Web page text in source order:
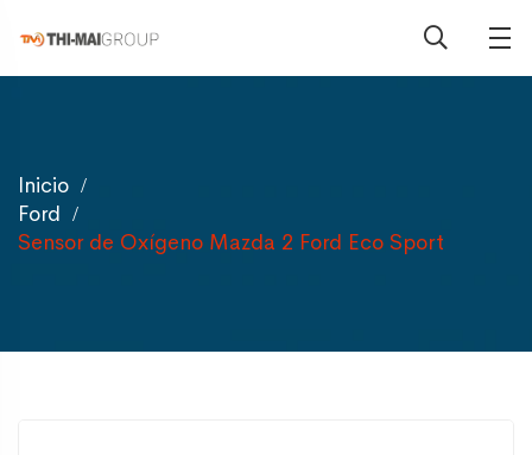
Inicio
Ford
Sensor de Oxígeno Mazda 2 Ford Eco Sport